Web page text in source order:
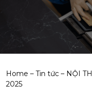
Home – Tin tức – NỘI
2025